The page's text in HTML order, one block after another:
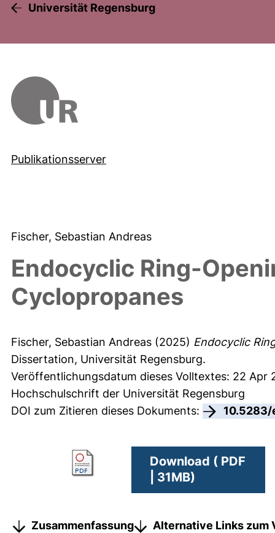
Universität Regensburg
Publikationsserver
Fischer, Sebastian Andreas
Endocyclic Ring-
Cyclopropanes
Fischer, Sebastian Andreas (2025) Endocyclic
Dissertation, Universität Regensburg.
Veröffentlichungsdatum dieses Volltextes: 22 Apr
Hochschulschrift der Universität Regensburg
DOI zum Zitieren dieses Dokuments:
10.5283/
Download ( PDF
| 31MB)
Zusammenfassung
Alternative Links zum